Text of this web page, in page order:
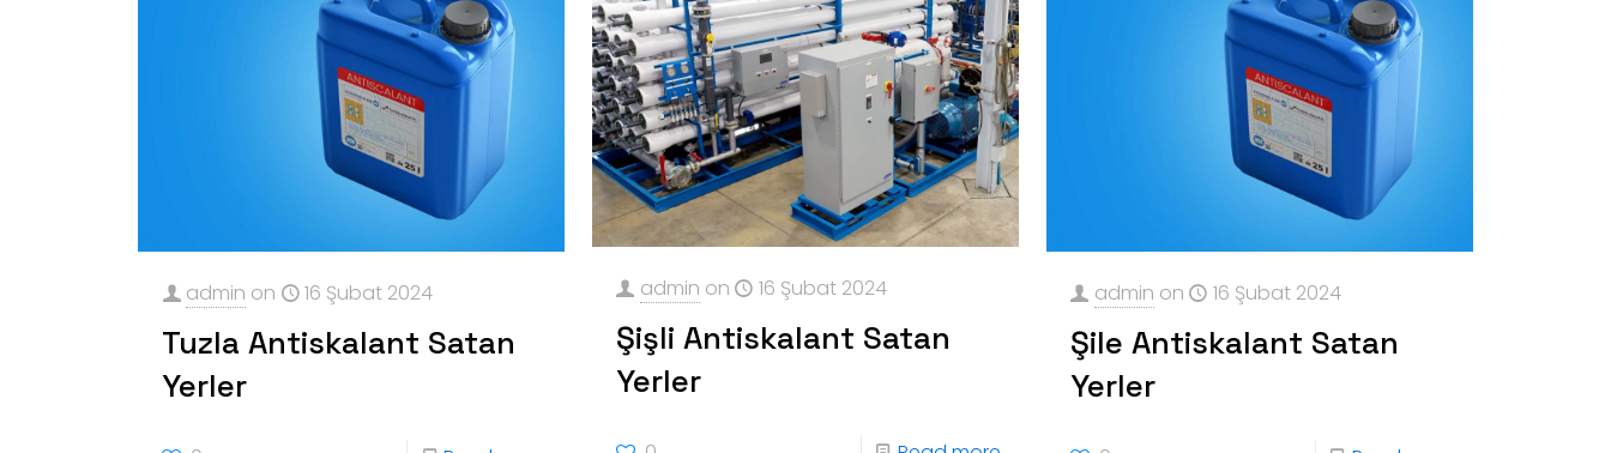
admin on 16 Şubat 2024
Tuzla Antiskalant Satan
Yerler
admin on 16 Şubat 2024
Şişli Antiskalant Satan
Yerler
admin on 16 Şubat 2024
Şile Antiskalant Satan
Yerler